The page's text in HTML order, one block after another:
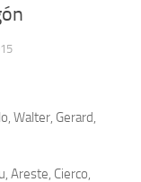
Walter, Gerard,
Areste, Cierco,